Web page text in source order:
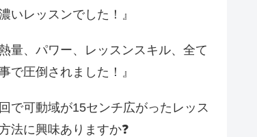
いレッスンでした！』
熱量、パワー、レッスンスキル、全て
で圧倒されました！』
で可動域が15センチ広がったレッス
法に興味ありますか❓